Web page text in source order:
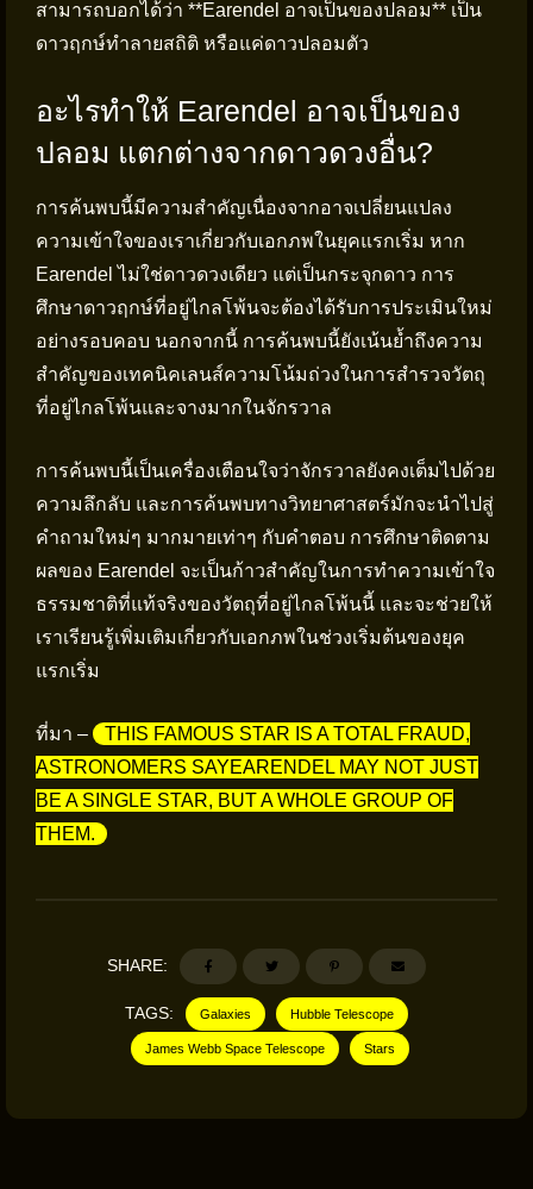
สามารถบอกได้ว่า **Earendel อาจเป็นของปลอม** เป็น
ดาวฤกษ์ทำลายสถิติ หรือแค่ดาวปลอมตัว
อะไรทำให้ Earendel อาจเป็นของ
ปลอม แตกต่างจากดาวดวงอื่น?
การค้นพบนี้มีความสำคัญเนื่องจากอาจเปลี่ยนแปลง
ความเข้าใจของเราเกี่ยวกับเอกภพในยุคแรกเริ่ม หาก
Earendel ไม่ใช่ดาวดวงเดียว แต่เป็นกระจุกดาว การ
ศึกษาดาวฤกษ์ที่อยู่ไกลโพ้นจะต้องได้รับการประเมินใหม่
อย่างรอบคอบ นอกจากนี้ การค้นพบนี้ยังเน้นย้ำถึงความ
สำคัญของเทคนิคเลนส์ความโน้มถ่วงในการสำรวจวัตถุ
ที่อยู่ไกลโพ้นและจางมากในจักรวาล
การค้นพบนี้เป็นเครื่องเตือนใจว่าจักรวาลยังคงเต็มไปด้วย
ความลึกลับ และการค้นพบทางวิทยาศาสตร์มักจะนำไปสู่
คำถามใหม่ๆ มากมายเท่าๆ กับคำตอบ การศึกษาติดตาม
ผลของ Earendel จะเป็นก้าวสำคัญในการทำความเข้าใจ
ธรรมชาติที่แท้จริงของวัตถุที่อยู่ไกลโพ้นนี้ และจะช่วยให้
เราเรียนรู้เพิ่มเติมเกี่ยวกับเอกภพในช่วงเริ่มต้นของยุค
แรกเริ่ม
ที่มา –
THIS FAMOUS STAR IS A TOTAL FRAUD,
ASTRONOMERS SAYEARENDEL MAY NOT JUST
BE A SINGLE STAR, BUT A WHOLE GROUP OF
THEM.
SHARE:
TAGS: Galaxies Hubble Telescope
James Webb Space Telescope Stars